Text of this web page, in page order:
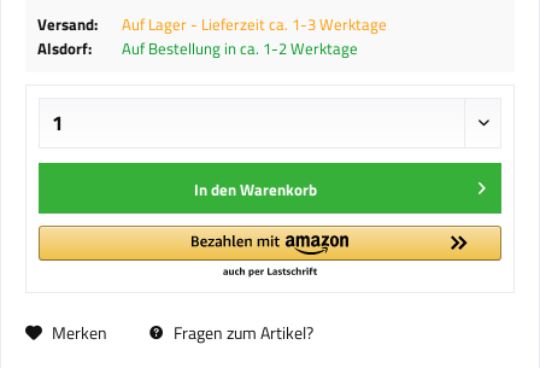
Versand:
Auf Lager - Lieferzeit ca. 1-3 Werktage
Alsdorf:
Auf Bestellung in ca. 1-2 Werktage
In denWarenkorb
Merken Fragen zum Artikel?